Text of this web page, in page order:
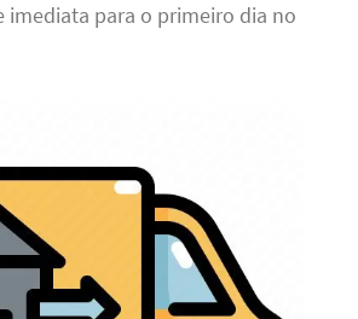
imediata para o primeiro dia no